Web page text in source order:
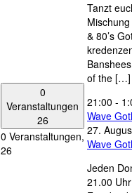
0
Veranstaltungen
26
0 Veranstaltungen,
26
Tanzt
& 80’s
of the […]
21:00 -
Wave
27.
Wave
Jeden
21.00